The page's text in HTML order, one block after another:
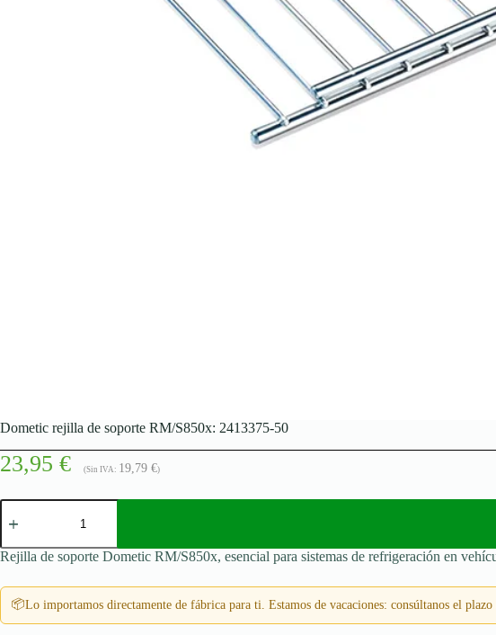
Dometic rejilla de soporte RM/S850x: 2413375-50
23,95 € (Sin IVA: 19,79 €)
Dometic
rejilla
soporte
RM/S850x:
50
cantidad
Rejilla de soporte Dometic RM/S850x, esencial para sistemas de refrigeración en
📦Lo importamos directamente de fábrica para ti. Estamos de vacaciones: consúltanos el plazo